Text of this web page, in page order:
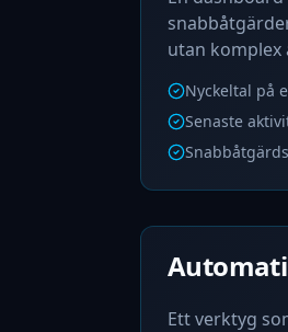
utan komplex
Nyckeltal på
Senaste
Ett verktyg